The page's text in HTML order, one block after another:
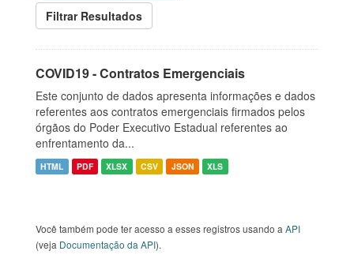
Filtrar Resultados
COVID19 - Contratos Emergenciais
Este conjunto de dados apresenta informações e dados
referentes aos contratos emergenciais firmados pelos
órgãos do Poder Executivo Estadual referentes ao
enfrentamento da...
HTML PDF XLSX CSV JSON XLS
Você também pode ter acesso a esses registros usando a API
(veja Documentação da API).